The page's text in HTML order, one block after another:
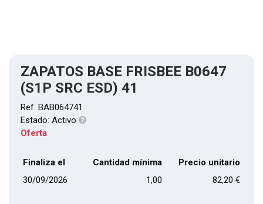
ZAPATOS BASE FRISBEE B0647
(S1P SRC ESD) 41
Ref. BAB064741
Estado: Activo
Oferta
Finaliza el Cantidad mínima
Precio unitario
30/09/2026
1,00 82,20 €